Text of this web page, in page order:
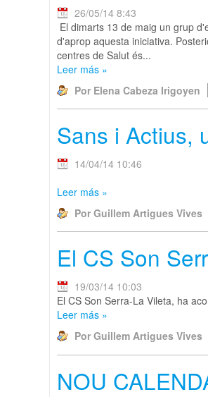
26/05/14 8:43
El dimarts 13 de maig un grup
d'aprop aquesta iniciativa.
centres de Salut és...
Leer más »
Por Elena Cabeza Irigoyen
Sans i Actius,
14/04/14 10:46
Leer más »
Por Guillem Artigues Vives
El CS Son
19/03/14 10:03
El CS Son Serra-La Vileta, ha
Leer más »
Por Guillem Artigues Vives
NOU